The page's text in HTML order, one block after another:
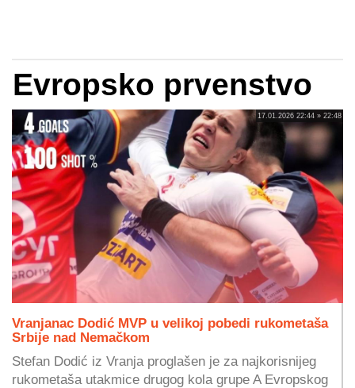
Evropsko prvenstvo
17.01.2026 22:44 » 22:48
Vranjanac Dodić MVP u velikoj pobedi rukometaša
Srbije nad Nemačkom
Stefan Dodić iz Vranja proglašen je za najkorisnijeg
rukometaša utakmice drugog kola grupe A Evropskog